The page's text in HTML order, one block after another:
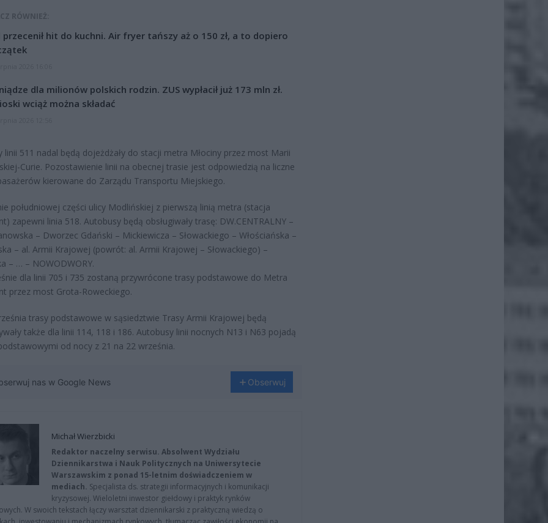
RÓWNIEŻ:
przecenił hit do kuchni. Air fryer tańszy aż o 150 zł, a to dopiero
dla milionów polskich rodzin. ZUS wypłacił już 173 mln zł.
wciąż można składać
linii 511 nadal będą dojeżdżały do stacji metra Młociny przez most Marii
Curie. Pozostawienie linii na obecnej trasie jest odpowiedzią na liczne
kierowane do Zarządu Transportu Miejskiego.
południowej części ulicy Modlińskiej z pierwszą linią metra (stacja
zapewni linia 518. Autobusy będą obsługiwały trasę: DW.CENTRALNY –
– Dworzec Gdański – Mickiewicza – Słowackiego – Włościańska –
– al. Armii Krajowej (powrót: al. Armii Krajowej – Słowackiego) –
– … – NOWODWORY.
dla linii 705 i 735 zostaną przywrócone trasy podstawowe do Metra
przez most Grota-Roweckiego.
trasy podstawowe w sąsiedztwie Trasy Armii Krajowej będą
także dla linii 114, 118 i 186. Autobusy linii nocnych N13 i N63 pojadą
od nocy z 21 na 22 września.
nas w Google News Obserwuj
Michał Wierzbicki
Redaktor naczelny serwisu. Absolwent Wydziału
Dziennikarstwa i Nauk Politycznych na Uniwersytecie
Warszawskim z ponad 15-letnim doświadczeniem w
mediach. Specjalista ds. strategii informacyjnych i komunikacji
kryzysowej. Wieloletni inwestor giełdowy i praktyk rynków
W swoich tekstach łączy warsztat dziennikarski z praktyczną wiedzą o